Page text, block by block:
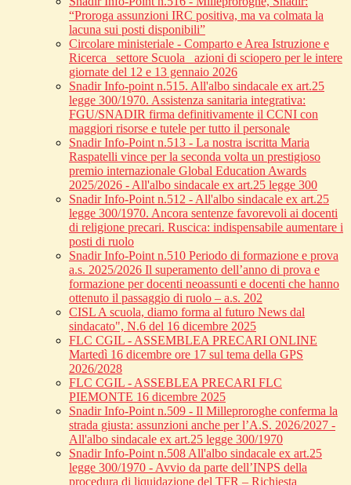
“Proroga assunzioni IRC positiva, ma va colmata la
lacuna sui posti disponibili”
Circolare ministeriale - Comparto e Area Istruzione e
Ricerca_ settore Scuola_ azioni di sciopero per le intere
giornate del 12 e 13 gennaio 2026
Snadir Info-point n.515. All'albo sindacale ex art.25
legge 300/1970. Assistenza sanitaria integrativa:
FGU/SNADIR firma definitivamente il CCNI con
maggiori risorse e tutele per tutto il personale
Snadir Info-Point n.513 - La nostra iscritta Maria
Raspatelli vince per la seconda volta un prestigioso
premio internazionale Global Education Awards
2025/2026 - All'albo sindacale ex art.25 legge 300
Snadir Info-Point n.512 - All'albo sindacale ex art.25
legge 300/1970. Ancora sentenze favorevoli ai docenti
di religione precari. Ruscica: indispensabile aumentare i
posti di ruolo
Snadir Info-Point n.510 Periodo di formazione e prova
a.s. 2025/2026 Il superamento dell’anno di prova e
formazione per docenti neoassunti e docenti che hanno
ottenuto il passaggio di ruolo – a.s. 202
CISL A scuola, diamo forma al futuro News dal
sindacato", N.6 del 16 dicembre 2025
FLC CGIL - ASSEMBLEA PRECARI ONLINE
Martedì 16 dicembre ore 17 sul tema della GPS
2026/2028
FLC CGIL - ASSEBLEA PRECARI FLC
PIEMONTE 16 dicembre 2025
Snadir Info-Point n.509 - Il Milleproroghe conferma la
strada giusta: assunzioni anche per l’A.S. 2026/2027 -
All'albo sindacale ex art.25 legge 300/1970
Snadir Info-Point n.508 All'albo sindacale ex art.25
legge 300/1970 - Avvio da parte dell’INPS della
procedura di liquidazione del TFR – Richiesta